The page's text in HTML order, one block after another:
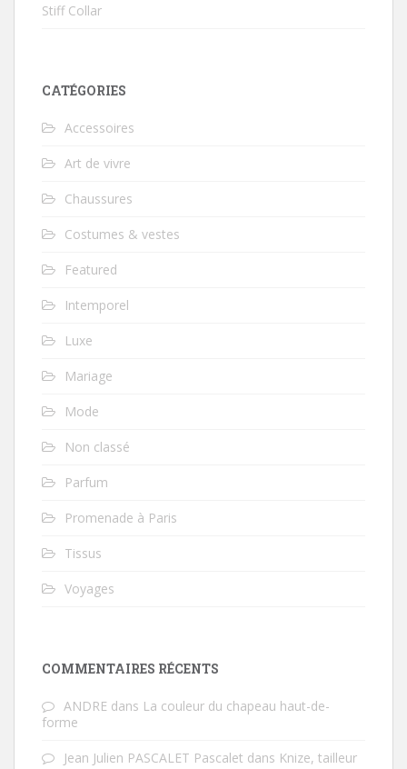
Stiff Collar
CATÉGORIES
Accessoires
Art de vivre
Chaussures
Costumes & vestes
Featured
Intemporel
Luxe
Mariage
Mode
Non classé
Parfum
Promenade à Paris
Tissus
Voyages
COMMENTAIRES RÉCENTS
ANDRE dans La couleur du chapeau haut-de-
forme
Jean Julien PASCALET Pascalet dans Knize, tailleur